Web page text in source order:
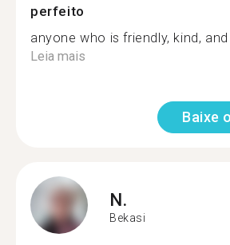
perfeito
anyone who is friendly, kind,
Leia mais
Baixe
N.
Bekasi